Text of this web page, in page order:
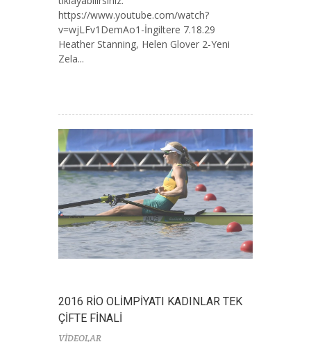
https://www.youtube.com/watch?
v=wjLFv1DemAo1-İngiltere 7.18.29
Heather Stanning, Helen Glover 2-Yeni
Zela...
2016 RİO OLİMPİYATI KADINLAR TEK
ÇİFTE FİNALİ
VİDEOLAR